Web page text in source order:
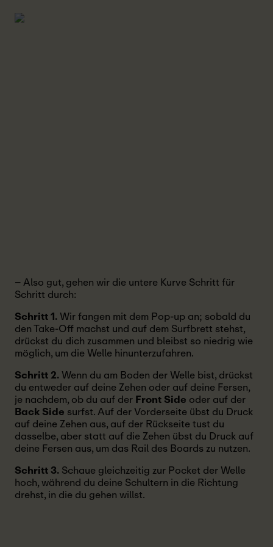
– Also gut, gehen wir die untere Kurve Schritt für
Schritt durch:
Schritt 1.Wir fangen mit dem Pop-up an; sobald du
den Take-Off machst und auf dem Surfbrett stehst,
drückst du dich zusammen und bleibst so niedrig wie
möglich, um die Welle hinunterzufahren.
Schritt 2.Wenn du am Boden der Welle bist, drückst
du entweder auf deine Zehen oder auf deine Fersen,
je nachdem, ob du auf derFront Side oder auf der
Back Side surfst. Auf der Vorderseite übst du Druck
auf deine Zehen aus, auf der Rückseite tust du
dasselbe, aber statt auf die Zehen übst du Druck auf
deine Fersen aus, um das Rail des Boards zu nutzen.
Schritt 3.Schaue gleichzeitig zur Pocket der Welle
hoch, während du deine Schultern in die Richtung
drehst, in die du gehen willst.